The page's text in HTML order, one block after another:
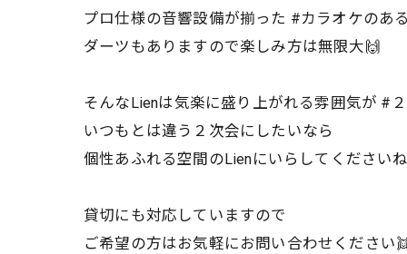
プロ仕様の音響設備が揃った #カラオケのあ
ダーツもありますので楽しみ方は無限大🙌
そんなLienは気楽に盛り上がれる雰囲気が #
いつもとは違う２次会にしたいなら
個性あふれる空間のLienにいらしてください
貸切にも対応していますので
ご希望の方はお気軽にお問い合わせください